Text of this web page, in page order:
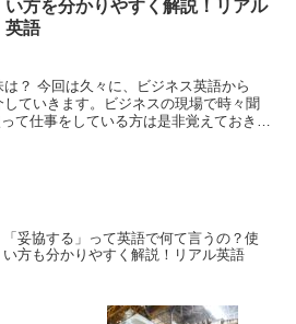
い方を分かりやすく解説！リアル
英語
は？ 今回は久々に、ビジネス英語から
していきます。ビジネスの現場で時々聞
て仕事をしている方は是非覚えておきた
「妥協する」って英語で何て言うの？使
い方も分かりやすく解説！リアル英語